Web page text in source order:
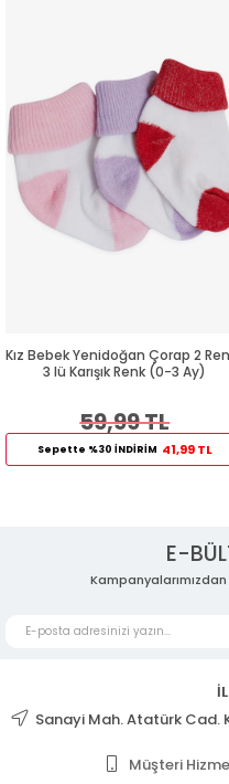
Kız Bebek Yenidoğan Çorap 2
3 lü Karışık Renk (0-3 Ay)
59,99 TL
Sepette %30 İNDİRİM 41,99 TL
E-
Sanayi Mah. Atatürk Cad.
Müşteri